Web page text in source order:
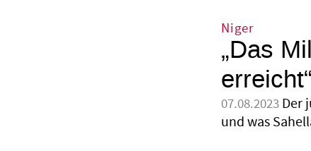
Niger
„Das
erreicht“
07.08.2023 Der
und was